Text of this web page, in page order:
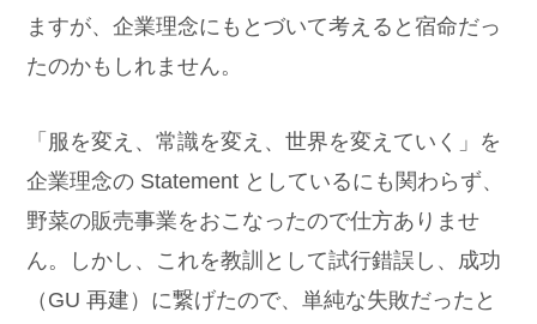
ますが、企業理念にもとづいて考えると宿命だっ
たのかもしれません。
「服を変え、常識を変え、世界を変えていく」を
企業理念の Statement としているにも関わらず、
野菜の販売事業をおこなったので仕方ありませ
ん。しかし、これを教訓として試行錯誤し、成功
（GU 再建）に繋げたので、単純な失敗だったと